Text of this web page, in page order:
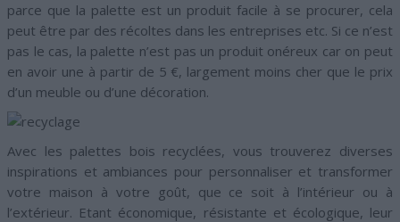
parce que la palette est un produit facile à se procurer, cela
peut être par des récoltes dans les entreprises etc. Si ce n’est
pas le cas, la palette n’est pas un produit onéreux car on peut
en avoir une à partir de 5 €, largement moins cher que le prix
d’un meuble ou d’une décoration.
Avec les palettes bois recyclées, vous trouverez diverses
inspirations et ambiances pour personnaliser et transformer
votre maison à votre goût, que ce soit à l’intérieur ou à
l’extérieur. Etant économique, résistante et écologique, leur